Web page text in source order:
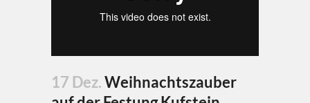
17 Dez.Weihnachtszauber